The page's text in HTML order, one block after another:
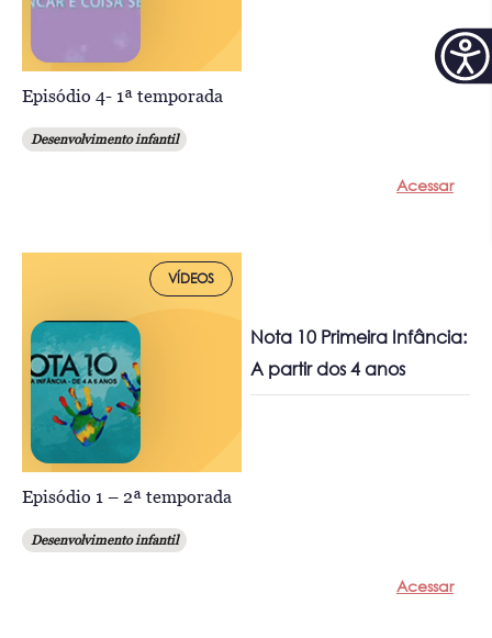
Episódio 4- 1ª temporada
Desenvolvimento infantil
Acessar
VÍDEOS
Nota 10 Primeira Infância:
A partir dos 4 anos
Episódio 1 – 2ª temporada
Desenvolvimento infantil
Acessar